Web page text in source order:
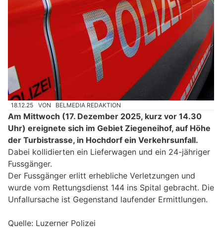
18.12.25 VON BELMEDIA REDAKTION
Am Mittwoch (17. Dezember 2025, kurz vor 14.30
Uhr) ereignete sich im Gebiet Ziegeneihof, auf Höhe
der Turbistrasse, in Hochdorf ein Verkehrsunfall.
Dabei kollidierten ein Lieferwagen und ein 24-jähriger
Fussgänger.
Der Fussgänger erlitt erhebliche Verletzungen und
wurde vom Rettungsdienst 144 ins Spital gebracht. Die
Unfallursache ist Gegenstand laufender Ermittlungen.
Quelle: Luzerner Polizei